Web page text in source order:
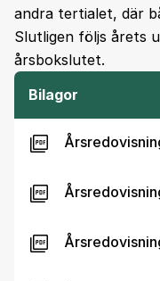
andra tertialet, där
Slutligen följs årets
årsbokslutet.
Bilagor